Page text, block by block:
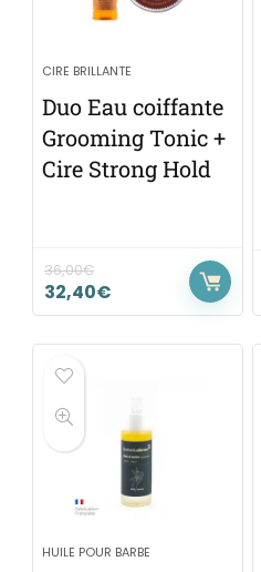
CIRE BRILLANTE
Duo Eau coiffante
Grooming Tonic +
Cire Strong Hold
36,00€
32,40€
HUILE POUR BARBE